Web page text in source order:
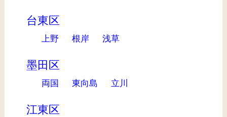
台東区
上野 根岸 浅草
墨田区
両国 東向島 立川
江東区